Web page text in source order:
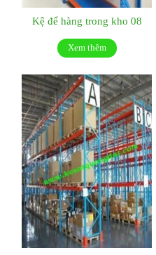
Kệ để hàng trong kho 08
Xem thêm